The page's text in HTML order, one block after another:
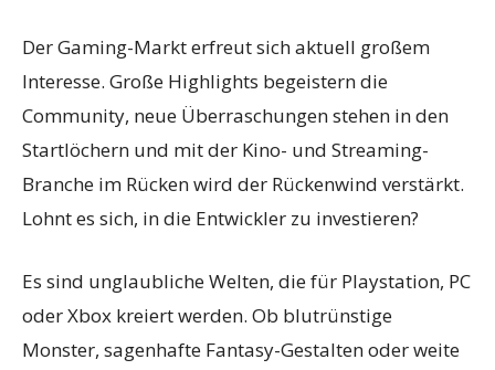
Der Gaming-Markt erfreut sich aktuell großem
Interesse. Große Highlights begeistern die
Community, neue Überraschungen stehen in den
Startlöchern und mit der Kino- und Streaming-
Branche im Rücken wird der Rückenwind verstärkt.
Lohnt es sich, in die Entwickler zu investieren?
Es sind unglaubliche Welten, die für Playstation, PC
oder Xbox kreiert werden. Ob blutrünstige
Monster, sagenhafte Fantasy-Gestalten oder weite